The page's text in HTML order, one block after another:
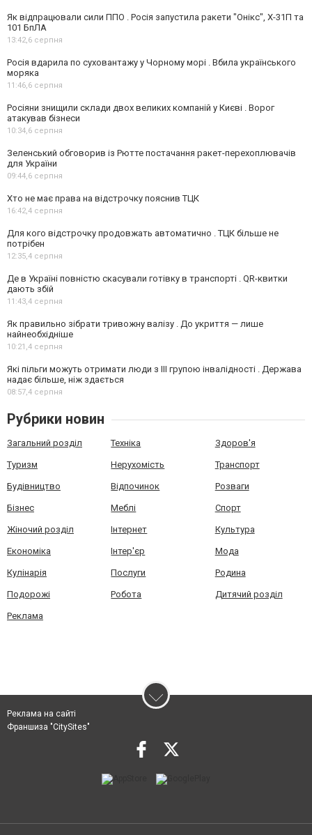
Як відпрацювали сили ППО . Росія запустила ракети "Онікс", Х-31П та
101 БпЛА
13:42,6 серпня
Росія вдарила по суховантажу у Чорному морі . Вбила українського
моряка
11:46,6 серпня
Росіяни знищили склади двох великих компаній у Києві . Ворог
атакував бізнеси
10:34,6 серпня
Зеленський обговорив із Рютте постачання ракет-перехоплювачів
для України
09:44,6 серпня
Хто не має права на відстрочку пояснив ТЦК
16:42,4 серпня
Для кого відстрочку продовжать автоматично . ТЦК більше не
потрібен
12:35,4 серпня
Де в Україні повністю скасували готівку в транспорті . QR-квитки
дають збій
11:43,4 серпня
Як правильно зібрати тривожну валізу . До укриття — лише
найнеобхідніше
10:21,4 серпня
Які пільги можуть отримати люди з III групою інвалідності . Держава
надає більше, ніж здається
08:57,4 серпня
Рубрики новин
Загальний розділ Техніка Здоров'я
Туризм Нерухомість Транспорт
Будівництво Відпочинок Розваги
Бізнес Меблі Спорт
Жіночий розділ Інтернет Культура
Економіка Інтер'єр Мода
Кулінарія Послуги Родина
Подорожі Робота Дитячий розділ
Реклама
Реклама на сайті
Франшиза "CitySites"